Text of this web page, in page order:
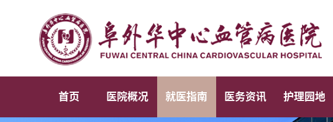
首页 医院概况 就医指南 医务资讯 护理园地